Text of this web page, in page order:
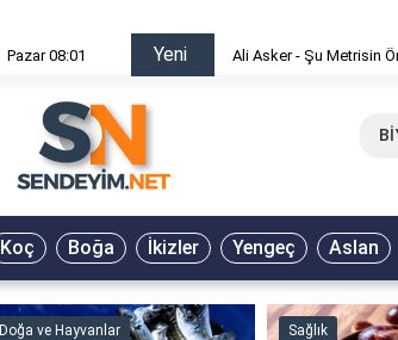
Pazar 08:01 Yeni Ali Asker - Şu Metrisin
Koç Boğa İkizler Yengeç Aslan
Doğa ve Hayvanlar Sağlık